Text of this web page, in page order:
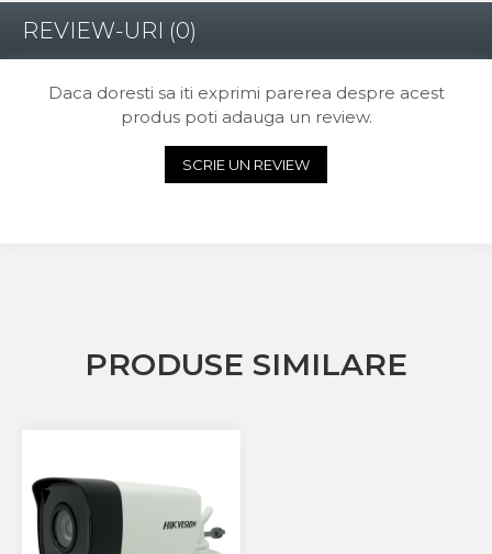
REVIEW-URI (0)
Daca doresti sa iti exprimi parerea despre acest
produs poti adauga un review.
SCRIE UN REVIEW
PRODUSE SIMILARE